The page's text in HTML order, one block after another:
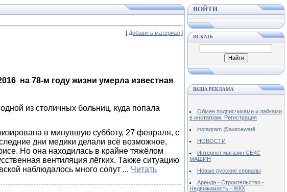
[ Добавить материал ]
78-м году жизни умерла известная
из столичных больниц, куда попала
в минувшую субботу, 27 февраля, с
дни медики делали всё возможное,
Но она находилась в крайне тяжёлом
вентиляция лёгких. Также ситуацию
наблюдалось много сопут ... Читать
ВОЙТИ
ИСКАТЬ
ВАША РЕКЛАМА
Обмен подписчиками и лайками
в инстаграм. Регистрация
instagram @awtoawarii
НОВОСТИ
Интернет магазин СЕКС
МАШИН
Новые русские сериалы
Аренда - Строительство -
Недвижимость - ЖКХ